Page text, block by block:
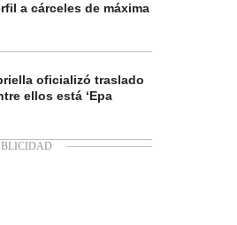
a cárceles de máxima
oficializó traslado
ellos está ‘Epa